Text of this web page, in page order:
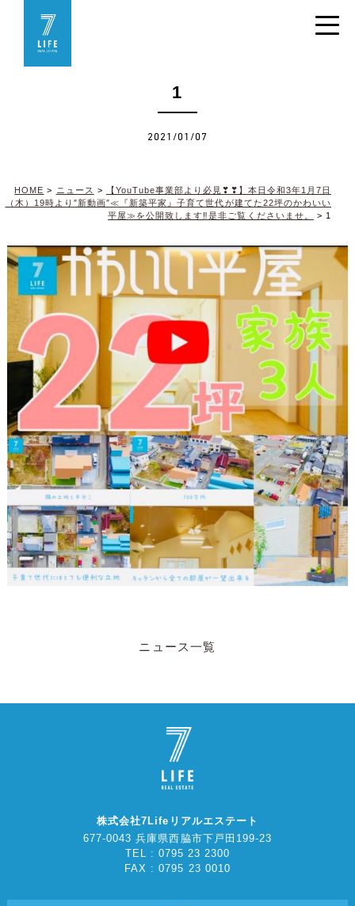
1
2021/01/07
HOME > ニュース >
【YouTube事業部より必見❣❣】本日令和3年1月7日
（木）19時より″新動画″≪『新築平家』子育て世代が建てた22坪のかわいい
平屋≫を公開致します‼是非ご覧くださいませ。
> 1
ニュース一覧
株式会社7Lifeリアルエステート
677-0043 兵庫県西脇市下戸田199-23
TEL : 0795 23 2300
FAX : 0795 23 0010